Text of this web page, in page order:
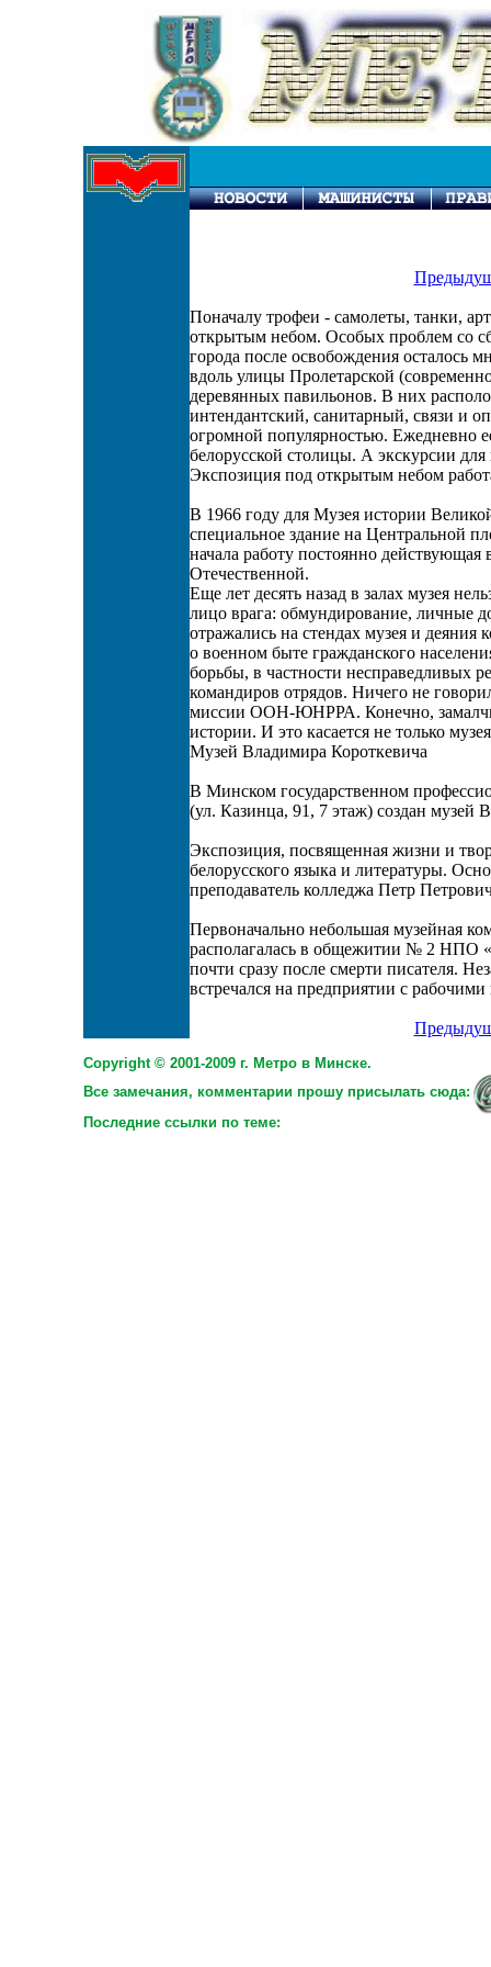
Поначалу трофеи - самолеты, танки,
открытым небом. Особых проблем со
города после освобождения осталось
вдоль улицы Пролетарской
деревянных павильонов. В них
интендантский, санитарный, связи и
огромной популярностью. Ежедневно
белорусской столицы. А экскурсии
Экспозиция под открытым небом
В 1966 году для Музея истории
специальное здание на Центральной
начала работу постоянно
Отечественной.
Еще лет десять назад в залах музея
лицо врага: обмундирование, личные
отражались на стендах музея и
о военном быте гражданского
борьбы, в частности несправедливых
командиров отрядов. Ничего не
миссии ООН-ЮНРРА. Конечно,
истории. И это касается не только
Музей Владимира Короткевича
В Минском государственном
(ул. Казинца, 91, 7 этаж) создан музей
Экспозиция, посвященная жизни и
белорусского языка и литературы.
преподаватель колледжа Петр
Первоначально небольшая музейная
располагалась в общежитии № 2 НПО
почти сразу после смерти писателя.
встречался на предприятии с
Copyright © 2001-2009 г. Метро в Минске.
Все замечания, комментарии прошу присылать сюда:
Последние ссылки по теме: